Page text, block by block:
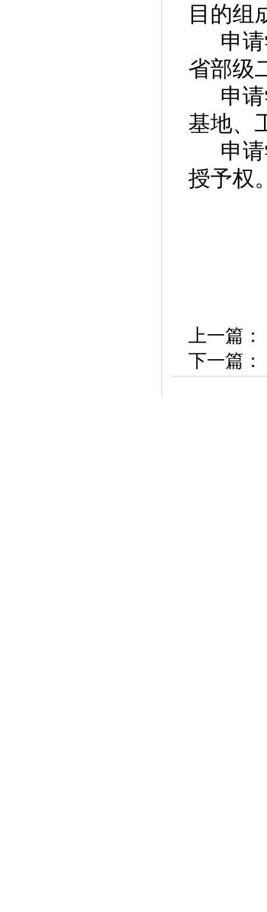
目的组
申
省部级
申
基地、
申
授予权
上一篇：
下一篇：